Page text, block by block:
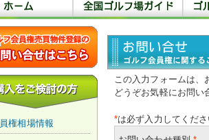
権相場情報
この入力フォームは、
どうぞお気軽にお問い
*は必ず入力してくだ